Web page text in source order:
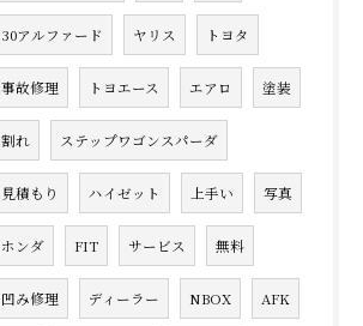
30アルファード ヤリス トヨタ
事故修理 トヨエース エアロ 塗装
割れ ステップワゴンスパーダ
見積もり ハイゼット 上手い 写真
ホンダ FIT サービス 無料
凹み修理 ディーラー NBOX AFK